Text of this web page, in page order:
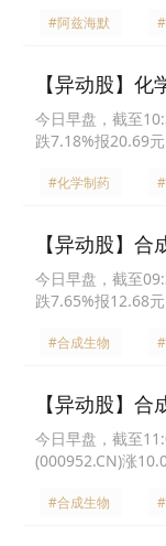
#阿兹海默
【异动股】
今日早盘，截至
跌7.18%报20.69
#化学制药
【异动股】
今日早盘，截至
跌7.65%报12.68
#合成生物
【异动股】
今日早盘，截至
(000952.CN)涨
#合成生物